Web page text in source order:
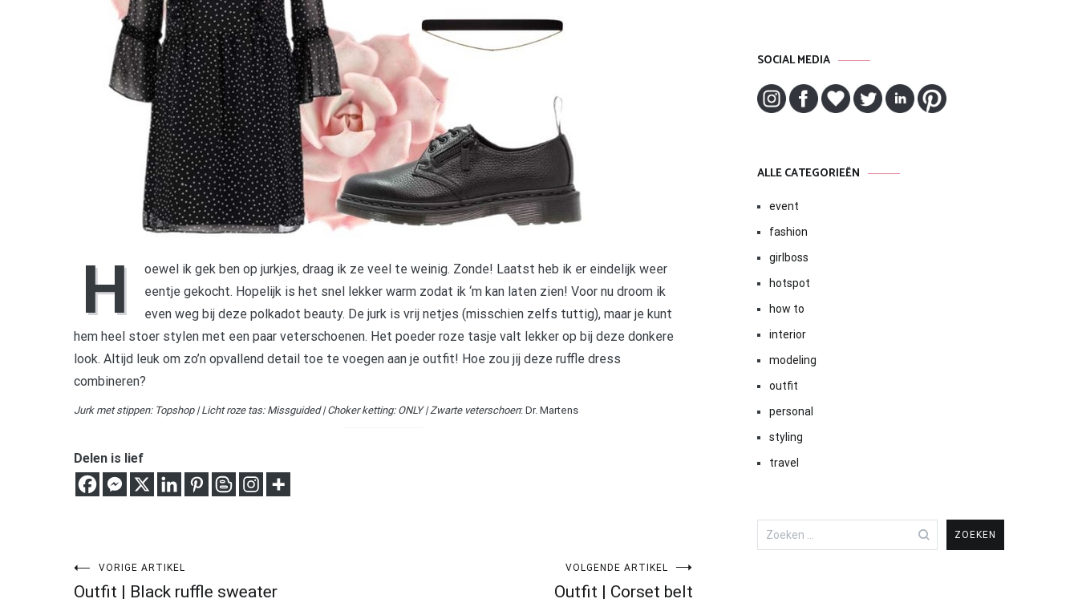
H
oewel ik gek ben op jurkjes, draag ik ze veel te weinig. Zonde! Laatst heb ik er eindelijk weer
eentje gekocht. Hopelijk is het snel lekker warm zodat ik ‘m kan laten zien! Voor nu droom ik
even weg bij deze polkadot beauty. De jurk is vrij netjes (misschien zelfs tuttig), maar je kunt
hem heel stoer stylen met een paar veterschoenen. Het poeder roze tasje valt lekker op bij deze donkere
look. Altijd leuk om zo’n opvallend detail toe te voegen aan je outfit! Hoe zou jij deze ruffle dress
combineren?
Jurk met stippen: Topshop | Licht roze tas: Missguided | Choker ketting: ONLY | Zwarte veterschoen: Dr. Martens
Delen is lief
Bericht
VORIGE ARTIKEL
Outfit | Black ruffle sweater
VOLGENDE ARTIKEL
Outfit | Corset belt
SOCIAL MEDIA
ALLE CATEGORIEËN
event
fashion
girlboss
hotspot
how to
interior
modeling
outfit
personal
styling
travel
Zoeken
naar: